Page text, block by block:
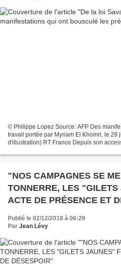
© Philippe Lopez Source: AFP Des
travail portée par Myriam El Khomri, le 28
d'illustration) RT France Depuis son
"NOS CAMPAGNES SE
TONNERRE, LES
ACTE DE PRÉSENCE ET
Publié le 02/12/2018 à 06:29
Par Jean Lévy